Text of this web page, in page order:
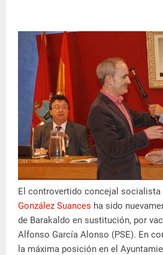
El controvertido concejal socialista
González Suances ha sido
de Barakaldo en sustitución, por
Alfonso García Alonso (PSE). En
la máxima posición en el